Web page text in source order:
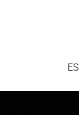
ES